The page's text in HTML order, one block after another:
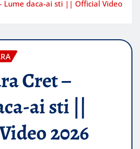
Lume daca-ai sti || Official Video
Cret –
ai sti ||
2026